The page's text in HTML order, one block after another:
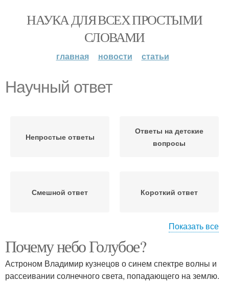
НАУКА ДЛЯ ВСЕХ ПРОСТЫМИ
СЛОВАМИ
главная новости статьи
Научный ответ
Непростые ответы
Ответы на детские
вопросы
Смешной ответ Короткий ответ
Ответ для детей
Показать все
Почему небо Голубое?
Астроном Владимир кузнецов о синем спектре волны и
рассеивании солнечного света, попадающего на землю.